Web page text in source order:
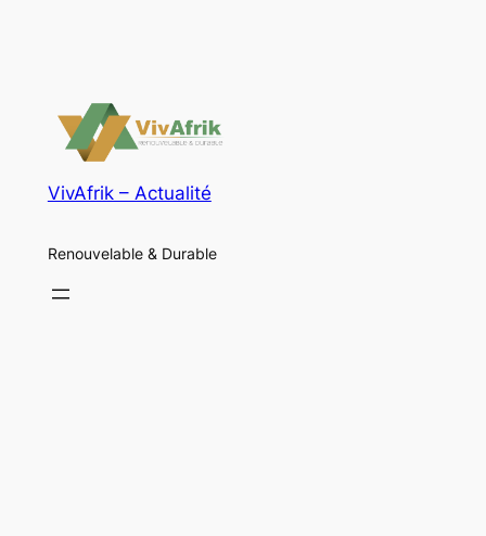
VivAfrik – Actualité
Renouvelable & Durable